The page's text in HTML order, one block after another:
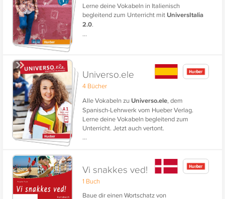
Lerne deine Vokabeln in Italienisch
begleitend zum Unterricht mit UniversItalia
2.0.
...
Universo.ele
4 Bücher
Alle Vokabeln zu Universo.ele, dem
Spanisch-Lehrwerk vom Hueber Verlag.
Lerne deine Vokabeln begleitend zum
Unterricht. Jetzt auch vertont.
...
Vi snakkes ved!
1 Buch
Baue dir einen Wortschatz von